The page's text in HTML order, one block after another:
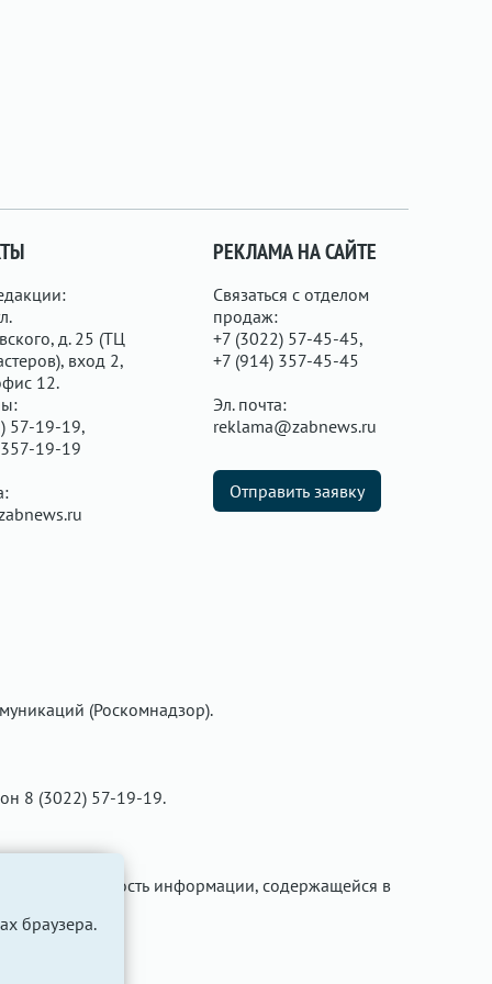
браузера.
д. 25 (ТЦ
вход 2,
12.
57-19-19,
19-19
РЕКЛАМА НА САЙТЕ
Связаться с отделом
продаж:
+7 (3022) 57-45-45,
+7 (914) 357-45-45
Эл. почта:
reklama@zabnews.ru
Отправить заявку
(Роскомнадзор).
8 (3022) 57-19-19.
за достоверность информации, содержащейся в